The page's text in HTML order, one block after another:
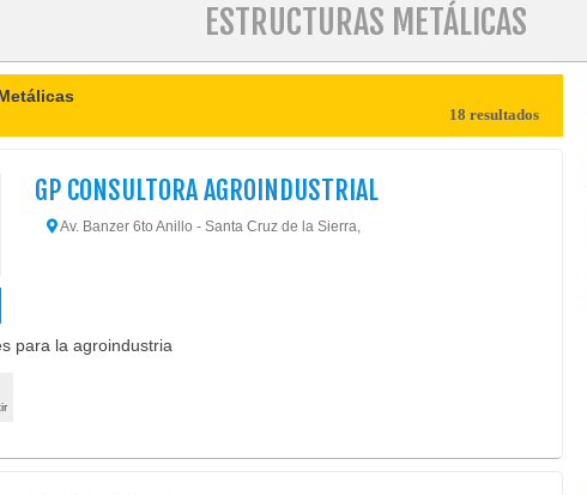
ESTRUCTURAS METÁLICAS
18 resultados
GP CONSULTORA AGROINDUSTRIAL
Av. Banzer 6to Anillo - Santa Cruz de la Sierra,
para la agroindustria